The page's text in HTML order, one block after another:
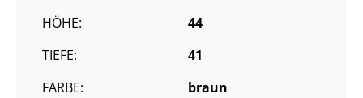
HÖHE:
44
TIEFE:
41
FARBE:
braun